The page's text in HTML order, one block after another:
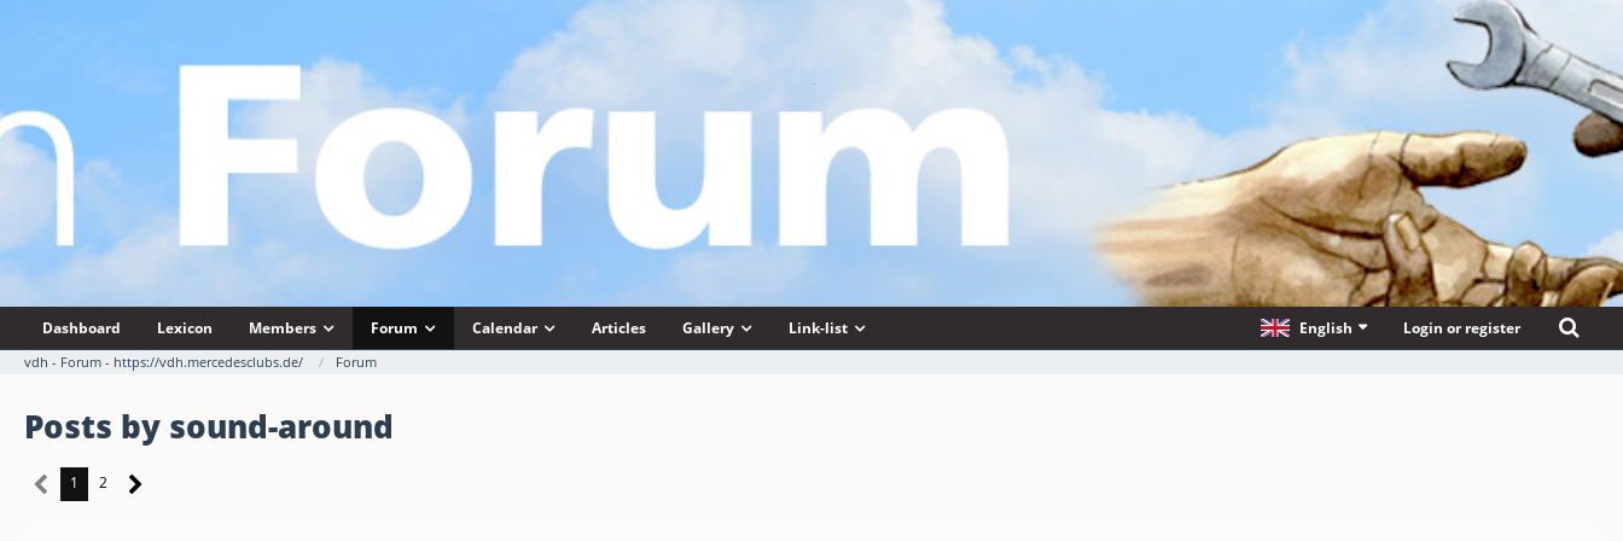
Dashboard Lexicon Members Forum Calendar Articles Gallery Link-list English Login or register
vdh - Forum - https://vdh.mercedesclubs.de/ Forum
Posts by sound-around
1 2